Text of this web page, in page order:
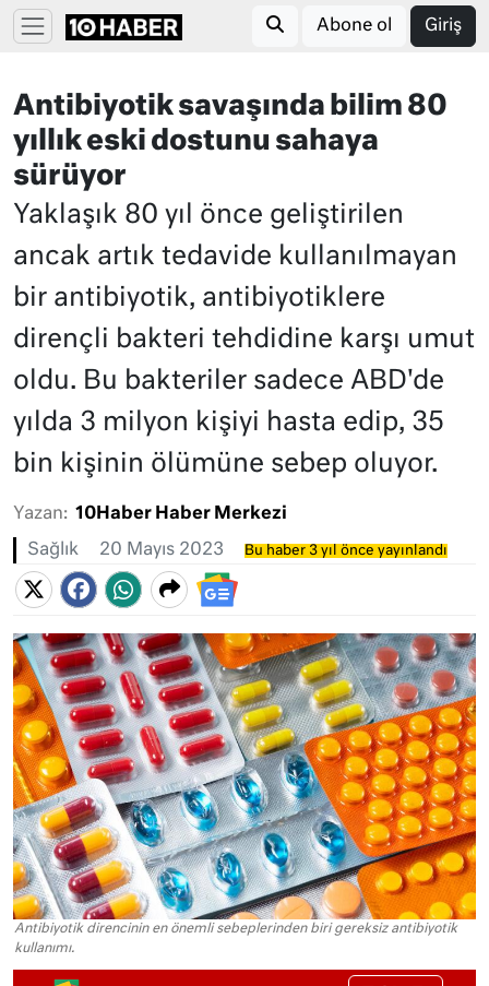
Abone ol Giriş
Antibiyotik savaşında bilim 80
yıllık eski dostunu sahaya
sürüyor
Yaklaşık 80 yıl önce geliştirilen
ancak artık tedavide kullanılmayan
bir antibiyotik, antibiyotiklere
dirençli bakteri tehdidine karşı umut
oldu. Bu bakteriler sadece ABD'de
yılda 3 milyon kişiyi hasta edip, 35
bin kişinin ölümüne sebep oluyor.
Yazan: 10Haber Haber Merkezi
Sağlık 20 Mayıs 2023 Bu haber 3 yıl önce yayınlandı
Antibiyotik direncinin en önemli sebeplerinden biri gereksiz antibiyotik
kullanımı.